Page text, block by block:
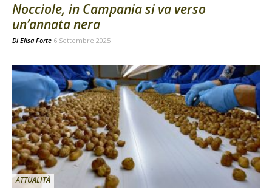
Nocciole, in Campania si va verso
un’annata nera
Di Elisa Forte 6 Settembre 2025
ATTUALITÀ